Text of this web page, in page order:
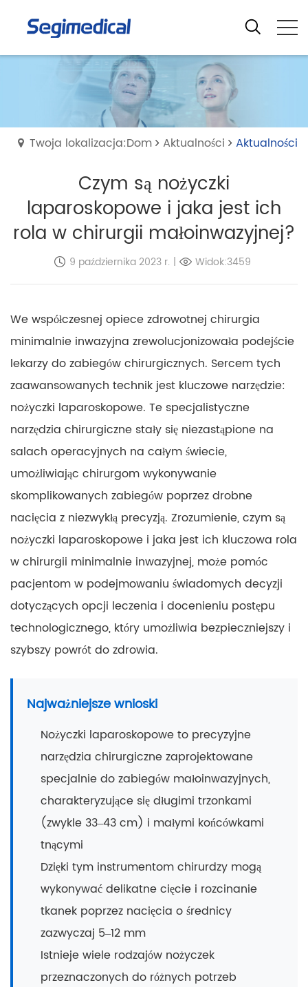
Twoja lokalizacja:Dom Aktualności Aktualności
Czym są nożyczki
laparoskopowe i jaka jest ich
rola w chirurgii małoinwazyjnej?
9 października 2023 r. | Widok:3459
We współczesnej opiece zdrowotnej chirurgia
minimalnie inwazyjna zrewolucjonizowała podejście
lekarzy do zabiegów chirurgicznych. Sercem tych
zaawansowanych technik jest kluczowe narzędzie:
nożyczki laparoskopowe. Te specjalistyczne
narzędzia chirurgiczne stały się niezastąpione na
salach operacyjnych na całym świecie,
umożliwiając chirurgom wykonywanie
skomplikowanych zabiegów poprzez drobne
nacięcia z niezwykłą precyzją. Zrozumienie, czym są
nożyczki laparoskopowe i jaka jest ich kluczowa rola
w chirurgii minimalnie inwazyjnej, może pomóc
pacjentom w podejmowaniu świadomych decyzji
dotyczących opcji leczenia i docenieniu postępu
technologicznego, który umożliwia bezpieczniejszy i
szybszy powrót do zdrowia.
Najważniejsze wnioski
Nożyczki laparoskopowe to precyzyjne
narzędzia chirurgiczne zaprojektowane
specjalnie do zabiegów małoinwazyjnych,
charakteryzujące się długimi trzonkami
(zwykle 33–43 cm) i małymi końcówkami
tnącymi
Dzięki tym instrumentom chirurdzy mogą
wykonywać delikatne cięcie i rozcinanie
tkanek poprzez nacięcia o średnicy
zazwyczaj 5–12 mm
Istnieje wiele rodzajów nożyczek
przeznaczonych do różnych potrzeb